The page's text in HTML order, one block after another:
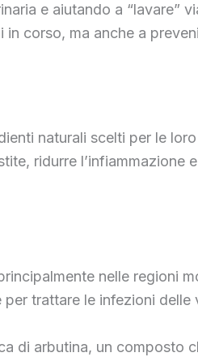
e aiutando a
corso, ma anche a
naturali scelti per le
ridurre
nelle regioni
trattare le infezioni delle
di arbutina, un